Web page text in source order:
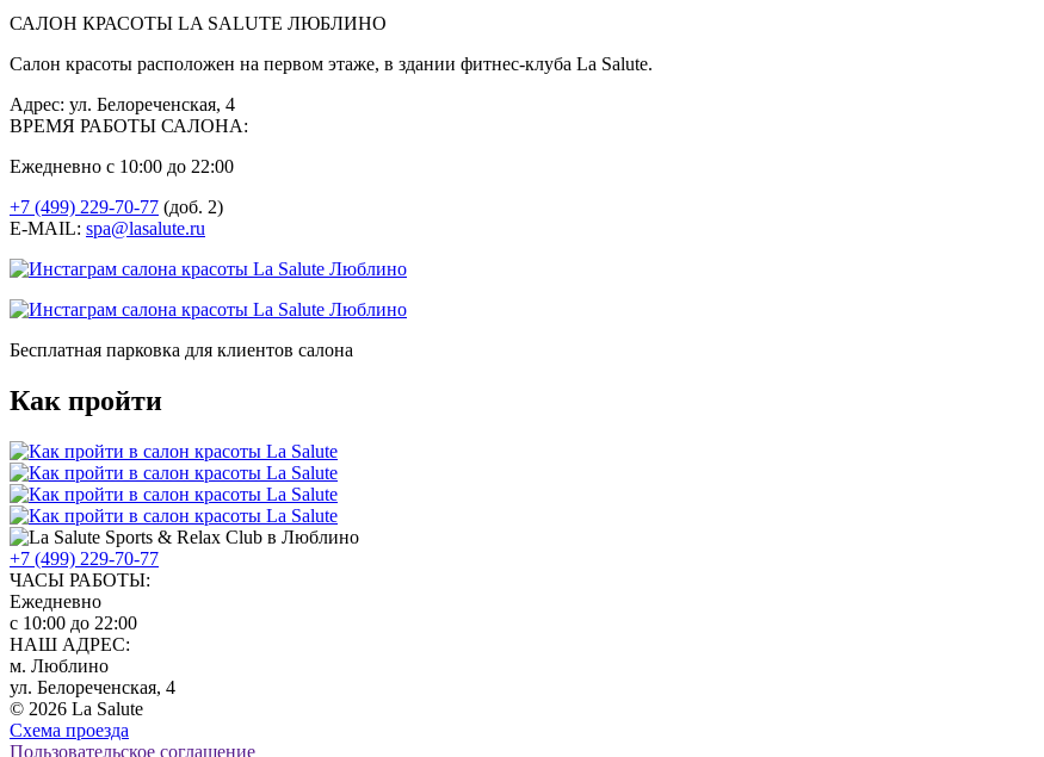
САЛОН КРАСОТЫ LA SALUTE ЛЮБЛИНО
Салон красоты расположен на первом этаже, в здании фитнес-клуба La Salute.
Адрес: ул. Белореченская, 4
ВРЕМЯ РАБОТЫ САЛОНА:
Ежедневно с 10:00 до 22:00
+7 (499) 229-70-77 (доб. 2)
E-MAIL: spa@lasalute.ru
Бесплатная парковка для клиентов салона
Как пройти
+7 (499) 229-70-77
ЧАСЫ РАБОТЫ:
Ежедневно
с 10:00 до 22:00
НАШ АДРЕС:
м. Люблино
ул. Белореченская, 4
© 2026 La Salute
Схема проезда
Пользовательское соглашение